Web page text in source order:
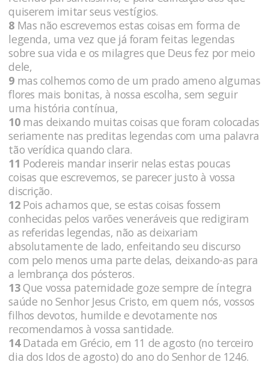
quiserem imitar seus vestígios.
8 Mas não escrevemos estas coisas em forma de
legenda, uma vez que já foram feitas legendas
sobre sua vida e os milagres que Deus fez por meio
dele,
9 mas colhemos como de um prado ameno algumas
flores mais bonitas, à nossa escolha, sem seguir
uma história contínua,
10mas deixando muitas coisas que foram colocadas
seriamente nas preditas legendas com uma palavra
tão verídica quando clara.
11 Podereis mandar inserir nelas estas poucas
coisas que escrevemos, se parecer justo à vossa
discrição.
12Pois achamos que, se estas coisas fossem
conhecidas pelos varões veneráveis que redigiram
as referidas legendas, não as deixariam
absolutamente de lado, enfeitando seu discurso
com pelo menos uma parte delas, deixando-as para
a lembrança dos pósteros.
13Que vossa paternidade goze sempre de íntegra
saúde no Senhor Jesus Cristo, em quem nós, vossos
filhos devotos, humilde e devotamente nos
recomendamos à vossa santidade.
14Datada em Grécio, em 11 de agosto (no terceiro
dia dos Idos de agosto) do ano do Senhor de 1246.